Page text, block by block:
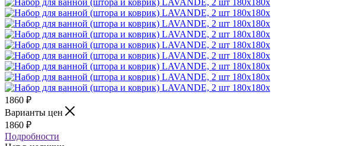
1860 ₽
Варианты цен
1860 ₽
Подробности